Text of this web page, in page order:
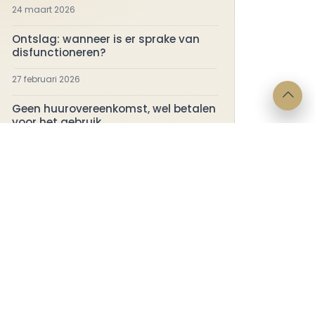
24 maart 2026
Ontslag: wanneer is er sprake van
disfunctioneren?
27 februari 2026
Geen huurovereenkomst, wel betalen
voor het gebruik